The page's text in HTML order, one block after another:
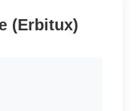
(Erbitux)